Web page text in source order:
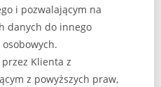
i pozwalającym na
danych do innego
Klienta z
z powyższych praw,